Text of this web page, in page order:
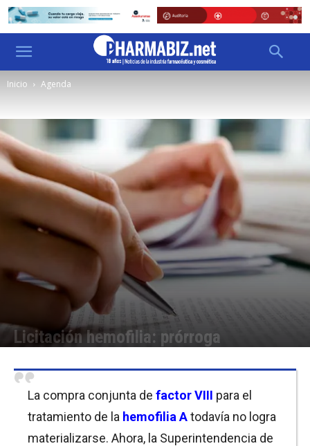
Inicio Agenda
Licitación hemofilia: prórroga
La compra conjunta de factor VIII para el
tratamiento de la hemofilia Atodavía no logra
materializarse. Ahora, la Superintendencia de